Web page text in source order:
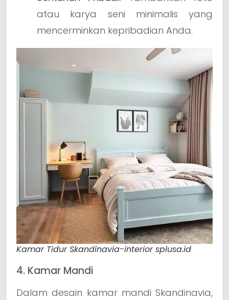
atau karya seni minimalis yang
mencerminkan kepribadian Anda.
Kamar Tidur Skandinavia-interior splusa.id
4. Kamar Mandi
Dalam desain kamar mandi Skandinavia,